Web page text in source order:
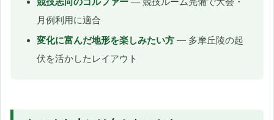
月例利用に適合
変化に富んだ地形を楽しみたい方 — 多摩丘陵の起
伏を活かしたレイアウト